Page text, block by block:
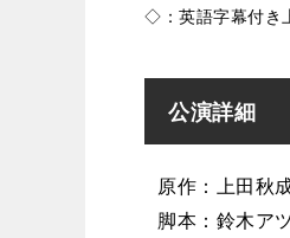
◇：英語字幕付き
公演詳細
原作：上田秋
脚本：鈴木ア